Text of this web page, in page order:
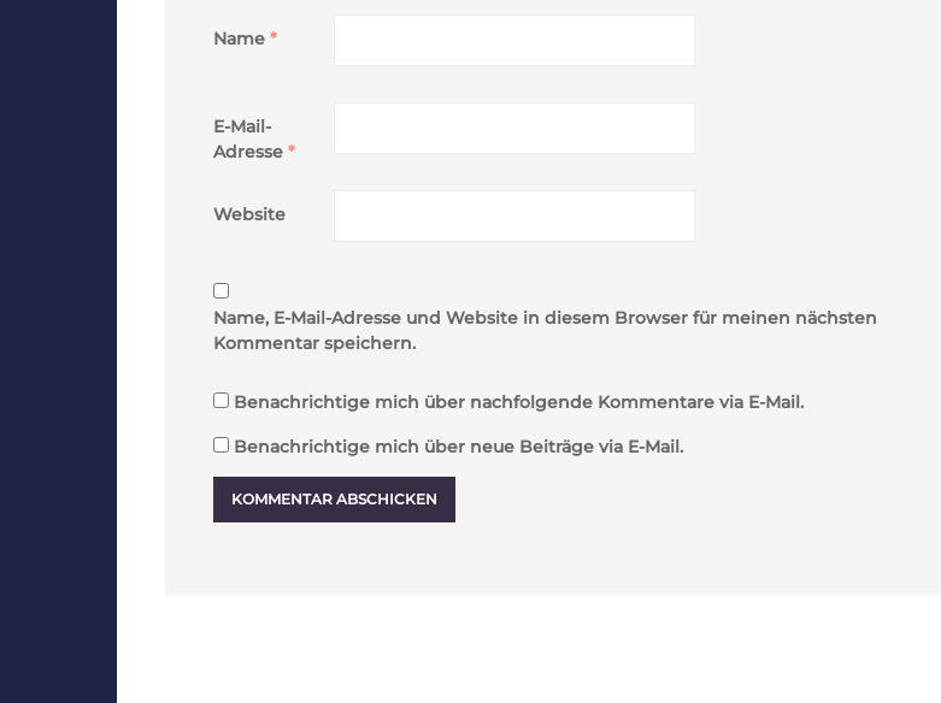
Name *
E-Mail-
Adresse *
Website
Name, E-Mail-Adresse und Website in diesem Browser für meinen nächsten
Kommentar speichern.
Benachrichtige mich über nachfolgende Kommentare via E-Mail.
Benachrichtige mich über neue Beiträge via E-Mail.